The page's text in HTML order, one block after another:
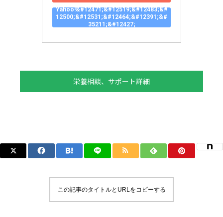
Yahoo!&#12471;&#12519;&#12483;&#
12500;&#12531;&#12464;&#12391;&#
35211;&#12427;
栄養相談、サポート詳細
この記事のタイトルとURLをコピーする